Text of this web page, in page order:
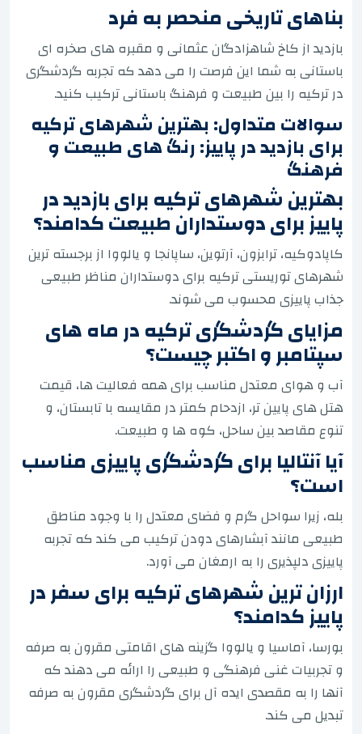
بناهای تاریخی منحصر به فرد
بازدید از کاخ شاهزادگان عثمانی و مقبره های صخره ای
باستانی به شما این فرصت را می دهد که تجربه گردشگری
در ترکیه را بین طبیعت و فرهنگ باستانی ترکیب کنید.
سوالات متداول: بهترین شهرهای ترکیه
برای بازدید در پاییز: رنگ های طبیعت و
فرهنگ
بهترین شهرهای ترکیه برای بازدید در
پاییز برای دوستداران طبیعت کدامند؟
کاپادوکیه، ترابزون، آرتوین، ساپانجا و یالووا از برجسته ترین
شهرهای توریستی ترکیه برای دوستداران مناظر طبیعی
جذاب پاییزی محسوب می شوند.
مزایای گردشگری ترکیه در ماه های
سپتامبر و اکتبر چیست؟
آب و هوای معتدل مناسب برای همه فعالیت ها، قیمت
هتل های پایین تر، ازدحام کمتر در مقایسه با تابستان، و
تنوع مقاصد بین ساحل، کوه ها و طبیعت.
آیا آنتالیا برای گردشگری پاییزی مناسب
است؟
بله، زیرا سواحل گرم و فضای معتدل را با وجود مناطق
طبیعی مانند آبشارهای دودن ترکیب می کند که تجربه
پاییزی دلپذیری را به ارمغان می آورد.
ارزان ترین شهرهای ترکیه برای سفر در
پاییز کدامند؟
بورسا، آماسیا و یالووا گزینه های اقامتی مقرون به صرفه
و تجربیات غنی فرهنگی و طبیعی را ارائه می دهند که
آنها را به مقصدی ایده آل برای گردشگری مقرون به صرفه
تبدیل می کند.